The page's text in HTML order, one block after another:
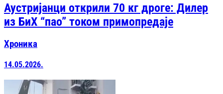
Аустријанци открили 70 кг дроге: Дилер
из БиХ “пао” током примопредаје
Хроника
14.05.2026.